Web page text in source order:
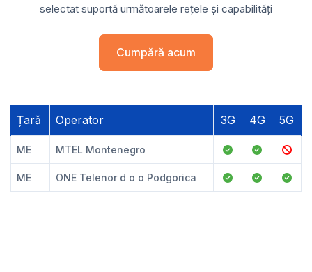
selectat suportă următoarele rețele și capabilități
Cumpără acum
Țară Operator 3G 4G 5G
ME MTEL Montenegro
ME ONE Telenor d o o Podgorica